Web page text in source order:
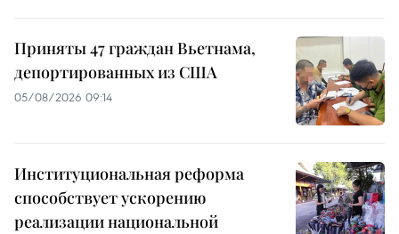
Приняты 47 граждан Вьетнама,
депортированных из США
05/08/2026 09:14
Институциональная реформа
способствует ускорению
реализации национальной